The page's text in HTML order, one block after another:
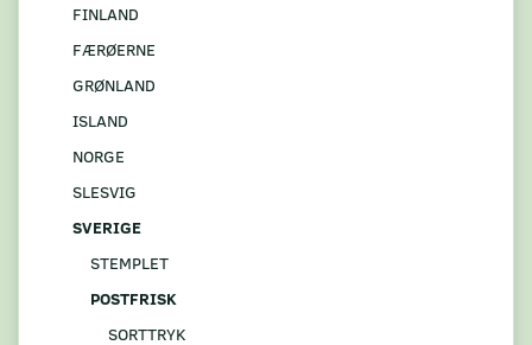
FINLAND
FÆRØERNE
GRØNLAND
ISLAND
NORGE
SLESVIG
SVERIGE
STEMPLET
POSTFRISK
SORTTRYK